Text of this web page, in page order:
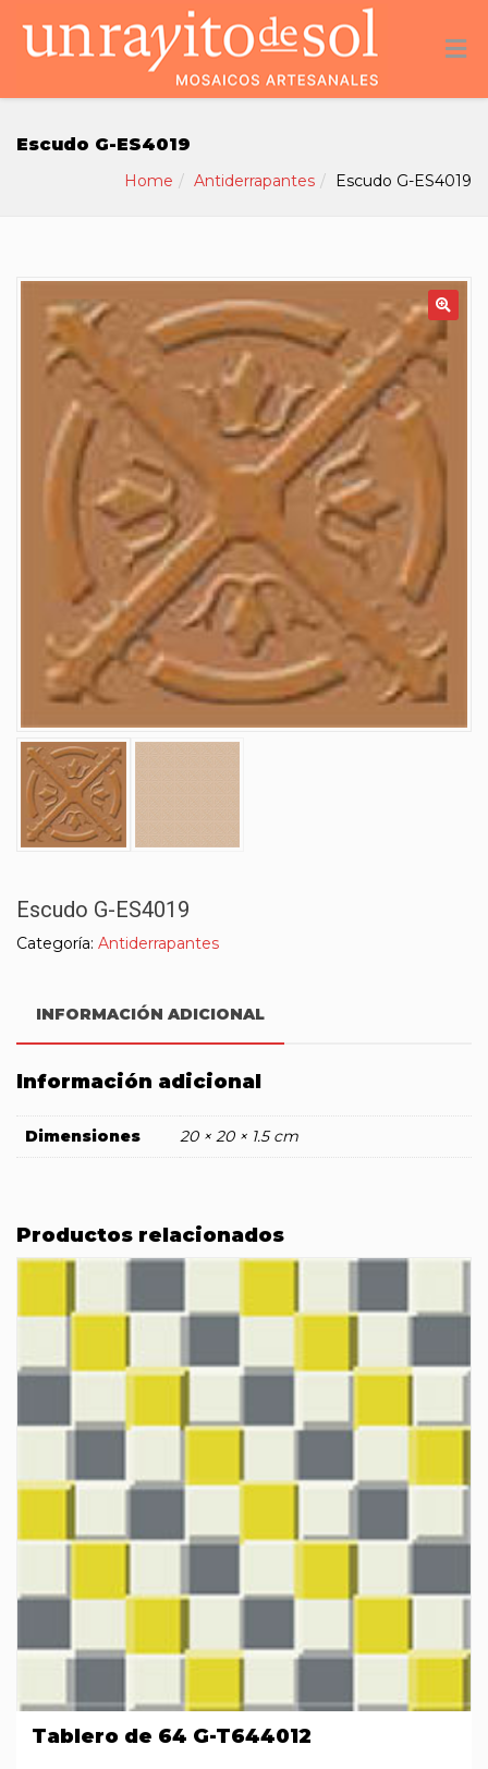
Escudo G-ES4019
Home Antiderrapantes Escudo G-ES4019
Escudo G-ES4019
Categoría: Antiderrapantes
INFORMACIÓN ADICIONAL
Información adicional
Dimensiones 20 × 20 × 1.5 cm
Productos relacionados
Tablero de 64 G-T644012